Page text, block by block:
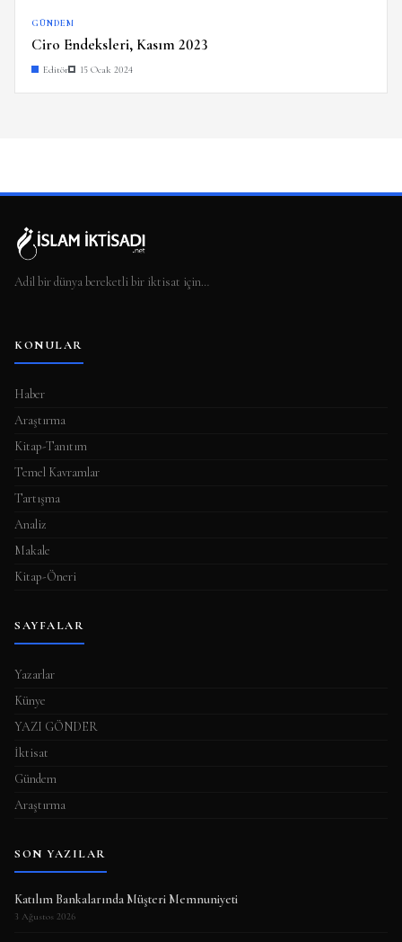
GÜNDEM
Ciro Endeksleri, Kasım 2023
Editör 15 Ocak 2024
Adil bir dünya bereketli bir iktisat için…
KONULAR
Haber
Araştırma
Kitap-Tanıtım
Temel Kavramlar
Tartışma
Analiz
Makale
Kitap-Öneri
SAYFALAR
Yazarlar
Künye
YAZI GÖNDER
İktisat
Gündem
Araştırma
SON YAZILAR
Katılım Bankalarında Müşteri Memnuniyeti
3 Ağustos 2026